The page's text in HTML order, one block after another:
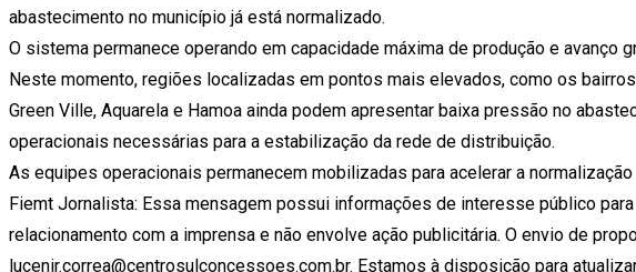
abastecimento no município já está normalizado.
O sistema permanece operando em capacidade máxima de produção e avanço
Neste momento, regiões localizadas em pontos mais elevados, como os
Green Ville, Aquarela e Hamoa ainda podem apresentar baixa pressão no
operacionais necessárias para a estabilização da rede de distribuição.
As equipes operacionais permanecem mobilizadas para acelerar a
Fiemt Jornalista: Essa mensagem possui informações de interesse público
relacionamento com a imprensa e não envolve ação publicitária. O envio de
lucenir.correa@centrosulconcessoes.com.br. Estamos à disposição para